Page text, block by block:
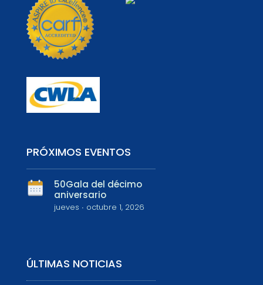
PRÓXIMOS EVENTOS
50Gala del décimo
aniversario
jueves ∙ octubre 1, 2026
ÚLTIMAS NOTICIAS